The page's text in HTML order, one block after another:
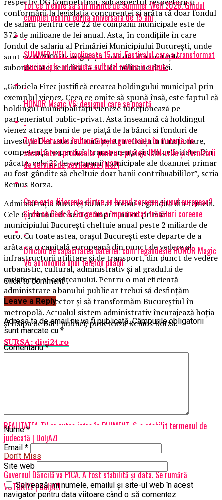
conformării la legislaţia concurenţei şi arăta că doar fondul
de salarii pentru cele 22 de companii municipale este de
372 de milioane de lei anual. Asta, în condiţiile în care
fondul de salariu al Primăriei Municipiului Bucureşti, unde
sunt vreo 2000 de angajaţi cu cei din din unităţile
subordonate, se ridică la 377 de milioane de lei.
„Gabriela Firea justifică crearea holdingului municipal prin
exemplul vienez. Ceea ce omite să spună însă, este faptul că
holdingul municipalităţii vieneze funcţionează pe
parteneriatul public-privat. Asta înseamnă că holdingul
vienez atrage bani de pe piaţă de la bănci si fonduri de
investiţii. Dar asta reclamă pentru eficienta funcţionare,
competenţă, expertiză, transparenţă şi competivitate. Din
păcate, cele 22 de companii municipale ale doamnei primar
au fost gândite să cheltuie doar banii contribuabililor”, scria
Remus Borza.
Administraţia Bucureştiului ar trebui regândită din temelii.
Cele 6 primării de sector împreună cu primăria
municipiului Bucureşti cheltuie anual peste 2 miliarde de
euro. Cu toate astea, oraşul Bucureşti este departe de a
arăta ca o capitală europeană din punct de vedere al
infrastructurii utilitare şi de transport, din punct de vedere
urbanistic, cultural, administrativ şi al gradului de
satisfacţie al cetăţeanului. Pentru o mai eficientă
administrare a banului public ar trebui să desfinţăm
primăriile de sector şi să transformăm Bucureştiul în
metropolă. Actualul sistem administrativ încurajează hoţia
şi risipa de bani publici, punctează Remus Borza.
SURSA: digi24.ro
REALITATEA TV ar putea intra în FALIMENT. S-a stabilit termenul de
judecată | DoljAZI
Don't Miss
Guvernul Dăncilă va PICA. A fost stabilită și data. Se numără
VOTURILE | DoljAZI
Tot ce trebuie sa stii inainte de Summer Well 2026. Ghidul
complet pentru editia aniversara de 15 ani
SUMMER WELL implineste 15 ani. Festivalul care a transformat
muzica intr-un univers cultural revine in august
HONOR Magic V6: designul care se poartă
Zyxel Networks îmbunătățește guvernanța în materie de
securitate a produselor pentru a proteja IMM-urile și furnizorii
de servicii de gestionare (MSP)
Care este diferența dintre un brand coreean și unul european?
Și de ce Geek & Gorgeous a împrumutat trăsături coreene
Dincolo de capacitatea bateriei: cum regândește HONOR Magic
V6 autonomia unui telefon pliabil
Click to comment
Leave a Reply
Adresa ta de email nu va fi publicată. Câmpurile obligatorii
sunt marcate cu *
Comentariu*
Nume*
Email *
Site web
Salvează-mi numele, emailul și site-ul web în acest
navigator pentru data viitoare când o să comentez.